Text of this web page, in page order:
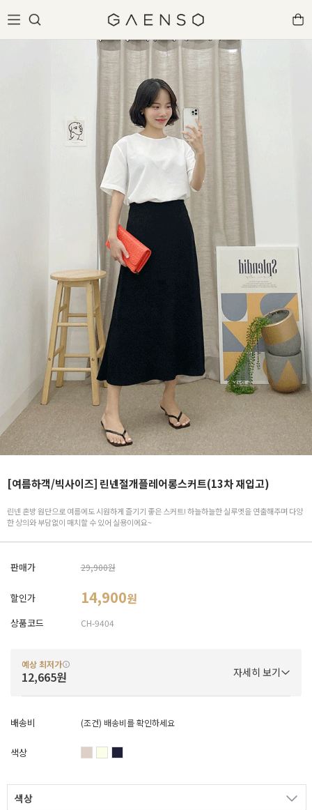
[여름하객/빅사이즈] 린넨절개플레어롱스커트(13차 재입고)
린넨 혼방 원단으로 여름에도 시원하게 즐기기 좋은 스커트! 하늘하늘한 실루엣을 연출해주며 다양
한 상의와 부담없이 매치할 수 있어 실용이에요~
판매가 29,900원
할인가 14,900원
상품코드 CH-9404
예상 최저가
12,665원 자세히 보기
배송비 (조건) 배송비를 확인하세요
색상
색상